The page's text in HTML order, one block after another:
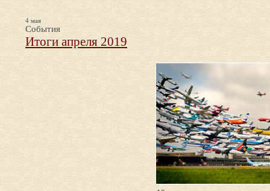
4 мая
События
Итоги апреля 2019